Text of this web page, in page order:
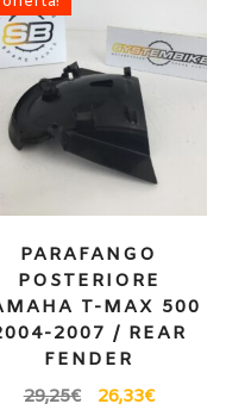
PARAFANGO
POSTERIORE
T-MAX 500
2007 / REAR
FENDER
29,25€ 26,33€